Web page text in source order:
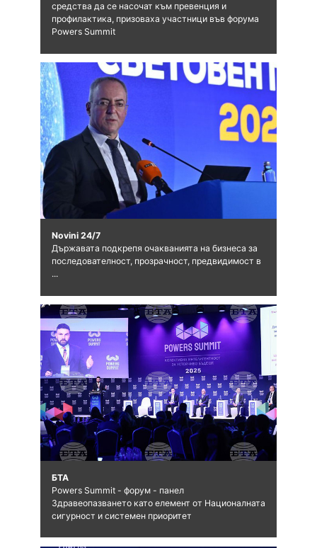
средства да се насочат към превенция и
профилактика, призоваха участници във форума
Powers Summit
Novini 24/7
Държавата подкрепя очакванията на бизнеса за
последователност, прозрачност, предвидимост в
...
БТА
Powers Summit - форум - панел
Здравеопазването като елемент от Националната
сигурност и системен приоритет